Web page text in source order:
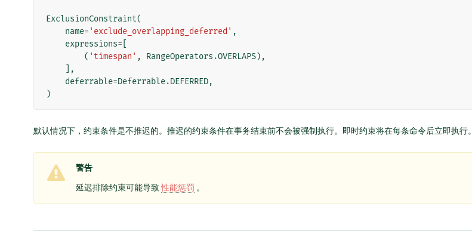
ExclusionConstraint(
name= 'exclude_overlapping_deferred' ,
expressions=
( 'timespan' , RangeOperators .OVERLAPS),
],
deferrable=Deferrable.DEFERRED,
)
默认情况下，约束条件是不推迟的。推迟的约束条件在事务结束前不会被强制执行。即时约束将在每条命令后立即执行。
警告
延迟排除约束可能导致性能惩罚 。